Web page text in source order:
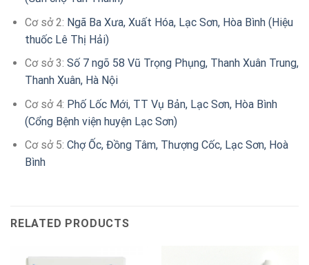
Cơ sở 2: Ngã Ba Xưa, Xuất Hóa, Lạc Sơn, Hòa Bình (Hiệu
thuốc Lê Thị Hải)
Cơ sở 3: Số 7 ngõ 58 Vũ Trọng Phụng, Thanh Xuân Trung,
Thanh Xuân, Hà Nội
Cơ sở 4: Phố Lốc Mới, TT Vụ Bản, Lạc Sơn, Hòa Bình
(Cổng Bệnh viện huyện Lạc Sơn)
Cơ sở 5: Chợ Ốc, Đồng Tâm, Thượng Cốc, Lạc Sơn, Hoà
Bình
RELATED PRODUCTS